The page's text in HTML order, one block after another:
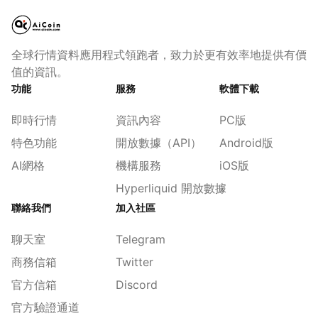
全球行情資料應用程式領跑者，致力於更有效率地提供有價
值的資訊。
功能
即時行情
特色功能
AI網格
服務
資訊內容
開放數據（API）
機構服務
Hyperliquid 開放數據
軟體下載
PC版
Android版
iOS版
聯絡我們
聊天室
商務信箱
官方信箱
官方驗證通道
加入社區
Telegram
Twitter
Discord